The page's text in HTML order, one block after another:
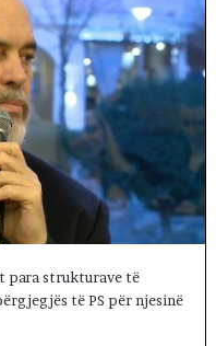
para strukturave të
të PS për njesinë